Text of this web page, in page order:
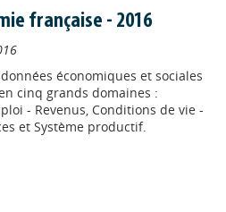
française - 2016
économiques et sociales
cinq grands domaines :
- Revenus, Conditions de vie -
et Système productif.